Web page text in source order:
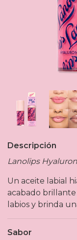
Descripción
Lanolips
Un aceite labial
acabado
labios y brinda
Sabor